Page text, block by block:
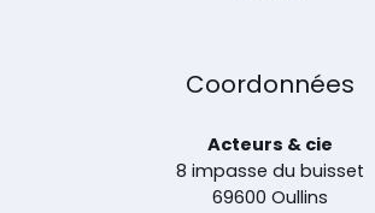
Coordonnées
Acteurs & cie
8 impasse du buisset
69600 Oullins